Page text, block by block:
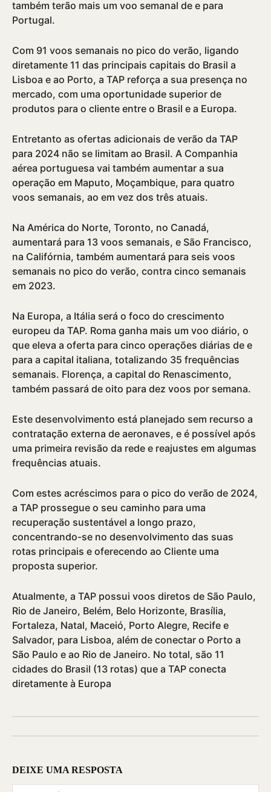
também terão mais um voo semanal de e para
Portugal.
Com 91 voos semanais no pico do verão, ligando
diretamente 11 das principais capitais do Brasil a
Lisboa e ao Porto, a TAP reforça a sua presença no
mercado, com uma oportunidade superior de
produtos para o cliente entre o Brasil e a Europa.
Entretanto as ofertas adicionais de verão da TAP
para 2024 não se limitam ao Brasil. A Companhia
aérea portuguesa vai também aumentar a sua
operação em Maputo, Moçambique, para quatro
voos semanais, ao em vez dos três atuais.
Na América do Norte, Toronto, no Canadá,
aumentará para 13 voos semanais, e São Francisco,
na Califórnia, também aumentará para seis voos
semanais no pico do verão, contra cinco semanais
em 2023.
Na Europa, a Itália será o foco do crescimento
europeu da TAP. Roma ganha mais um voo diário, o
que eleva a oferta para cinco operações diárias de e
para a capital italiana, totalizando 35 frequências
semanais. Florença, a capital do Renascimento,
também passará de oito para dez voos por semana.
Este desenvolvimento está planejado sem recurso a
contratação externa de aeronaves, e é possí­vel após
uma primeira revisão da rede e reajustes em algumas
frequências atuais.
Com estes acréscimos para o pico do verão de 2024,
a TAP prossegue o seu caminho para uma
recuperação sustentável a longo prazo,
concentrando-se no desenvolvimento das suas
rotas principais e oferecendo ao Cliente uma
proposta superior.
Atualmente, a TAP possui voos diretos de São Paulo,
Rio de Janeiro, Belém, Belo Horizonte, Brasí­lia,
Fortaleza, Natal, Maceió, Porto Alegre, Recife e
Salvador, para Lisboa, além de conectar o Porto a
São Paulo e ao Rio de Janeiro. No total, são 11
cidades do Brasil (13 rotas) que a TAP conecta
diretamente à Europa
DEIXE UMA RESPOSTA